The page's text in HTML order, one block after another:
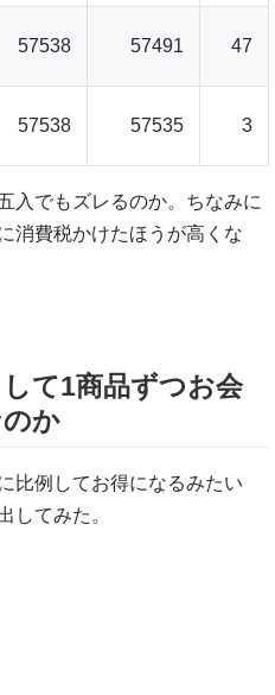
57538 57491 47
57538 57535 3
入でもズレるのか。ちなみに
消費税かけたほうが高くな
て1商品ずつお会
か
比例してお得になるみたい
してみた。